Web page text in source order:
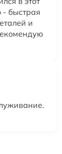
- быстрая
и